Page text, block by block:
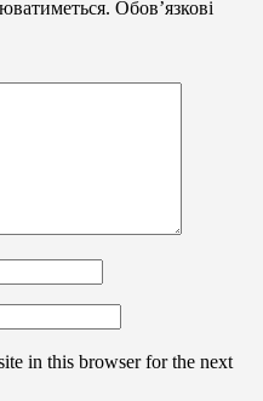
Обов’язкові
in this browser for the next